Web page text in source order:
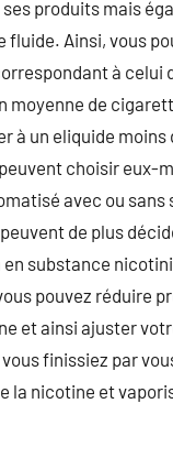
produits mais
fluide. Ainsi, vous
à celui
moyenne de
à un eliquide moins
choisir eux-
avec ou sans
de plus
substance
pouvez réduire
et ainsi ajuster
vous finissiez par
la nicotine et